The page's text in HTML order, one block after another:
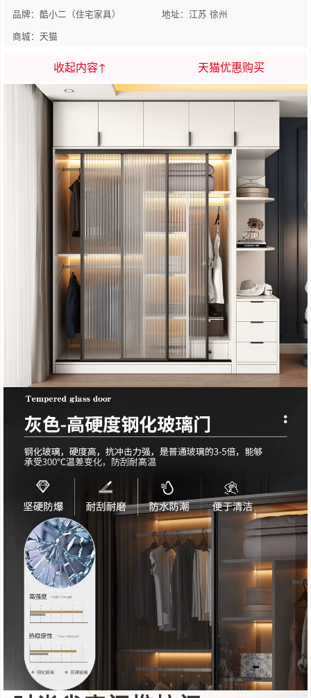
品牌：酷小二（住宅家具）
地址：江苏 徐州
商城：天猫
收起内容↑ 天猫优惠购买